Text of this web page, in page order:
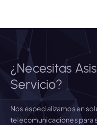
¿Necesitas
Servicio?
Nos especializamos en
telecomunicaciones para